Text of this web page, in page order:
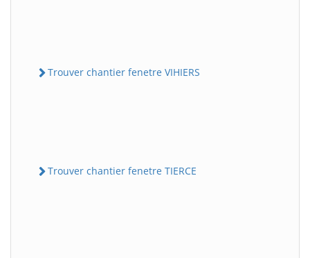
Trouver chantier fenetre VIHIERS
Trouver chantier fenetre TIERCE